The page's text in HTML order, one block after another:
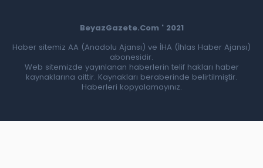
BeyazGazete.Com ' 2021
Haber sitemiz AA (Anadolu Ajansı) ve İHA (İhlas Haber Ajansı)
abonesidir.
Web sitemizde yayınlanan haberlerin telif hakları haber
kaynaklarına aittir. Kaynakları beraberinde belirtilmiştir.
Haberleri kopyalamayınız.